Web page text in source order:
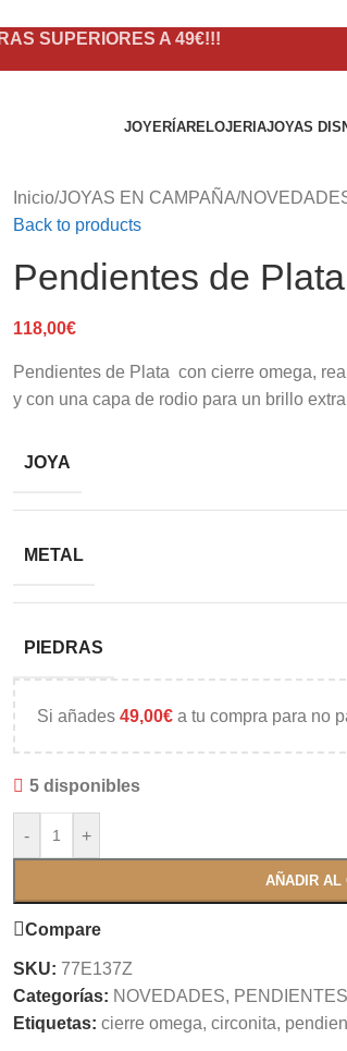
SUPERIORES A 49€!!!
JOYERÍARELOJERIAJOYAS
Inicio/JOYAS EN CAMPAÑA/
Back to products
Pendientes de
118,00€
Pendientes de Plata con cierre omega,
y con una capa de rodio para un brillo
JOYA
METAL
PIEDRAS
Si añades 49,00€a tu compra para no
5 disponibles
- +
AÑADIR AL
Compare
SKU: 77E137Z
Categorías: NOVEDADES, PENDIENTES
Etiquetas: cierre omega, circonita,